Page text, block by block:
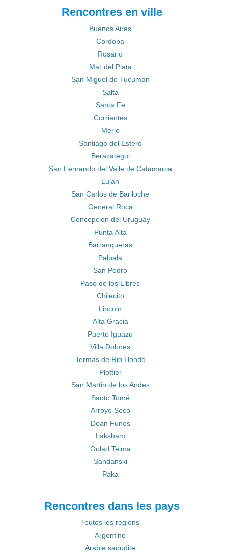
Rencontres en ville
Buenos Aires
Cordoba
Rosario
Mar del Plata
San Miguel de Tucuman
Salta
Santa Fe
Corrientes
Merlo
Santiago del Estero
Berazategui
San Fernando del Valle de Catamarca
Lujan
San Carlos de Bariloche
General Roca
Concepcion del Uruguay
Punta Alta
Barranqueras
Palpala
San Pedro
Paso de los Libres
Chilecito
Lincoln
Alta Gracia
Puerto Iguazu
Villa Dolores
Termas de Rio Hondo
Plottier
San Martin de los Andes
Santo Tomé
Arroyo Seco
Dean Funes
Laksham
Oulad Teima
Sandanski
Paka
Rencontres dans les pays
Toutes les regions
Argentine
Arabie saoudite